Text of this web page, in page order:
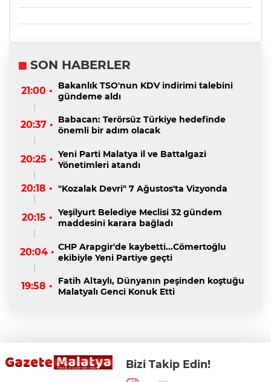
SON HABERLER
21:00 •
Bakanlık TSO'nun KDV indirimi talebini
gündeme aldı
20:37 • Babacan: Terörsüz Türkiye hedefinde
önemli bir adım olacak
20:25 • Yeni Parti Malatya il ve Battalgazi
Yönetimleri atandı
20:18 • "Kozalak Devri" 7 Ağustos'ta Vizyonda
20:15 • Yeşilyurt Belediye Meclisi 32 gündem
maddesini karara bağladı
20:04 • CHP Arapgir'de kaybetti...Cömertoğlu
ekibiyle Yeni Partiye geçti
19:58 •
Fatih Altaylı, Dünyanın peşinden koştuğu
Malatyalı Genci Konuk Etti
Bizi Takip Edin!